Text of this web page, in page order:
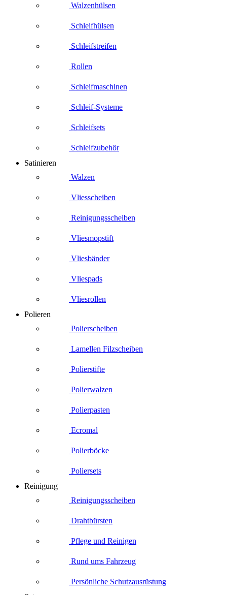
Walzenhülsen
Schleifhülsen
Schleifstreifen
Rollen
Schleifmaschinen
Schleif-Systeme
Schleifsets
Schleifzubehör
Satinieren
Walzen
Vliesscheiben
Reinigungsscheiben
Vliesmopstift
Vliesbänder
Vliespads
Vliesrollen
Polieren
Polierscheiben
Lamellen Filzscheiben
Polierstifte
Polierwalzen
Polierpasten
Ecromal
Polierböcke
Poliersets
Reinigung
Reinigungsscheiben
Drahtbürsten
Pflege und Reinigen
Rund ums Fahrzeug
Persönliche Schutzausrüstung